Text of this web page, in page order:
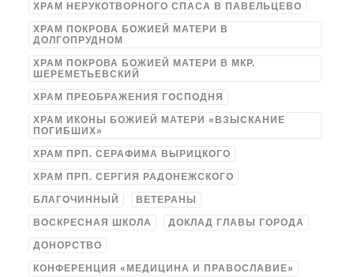
ХРАМ НЕРУКОТВОРНОГО СПАСА В ПАВЕЛЬЦЕВО
ХРАМ ПОКРОВА БОЖИЕЙ МАТЕРИ В
ДОЛГОПРУДНОМ
ХРАМ ПОКРОВА БОЖИЕЙ МАТЕРИ В МКР.
ШЕРЕМЕТЬЕВСКИЙ
ХРАМ ПРЕОБРАЖЕНИЯ ГОСПОДНЯ
ХРАМ ИКОНЫ БОЖИЕЙ МАТЕРИ «ВЗЫСКАНИЕ
ПОГИБШИХ»
ХРАМ ПРП. СЕРАФИМА ВЫРИЦКОГО
ХРАМ ПРП. СЕРГИЯ РАДОНЕЖСКОГО
БЛАГОЧИННЫЙ ВЕТЕРАНЫ
ВОСКРЕСНАЯ ШКОЛА ДОКЛАД ГЛАВЫ ГОРОДА
ДОНОРСТВО
КОНФЕРЕНЦИЯ «МЕДИЦИНА И ПРАВОСЛАВИЕ»